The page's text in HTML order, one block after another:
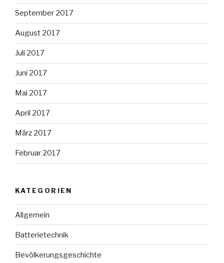
September 2017
August 2017
Juli 2017
Juni 2017
Mai 2017
April 2017
März 2017
Februar 2017
KATEGORIEN
Allgemein
Batterietechnik
Bevölkerungsgeschichte